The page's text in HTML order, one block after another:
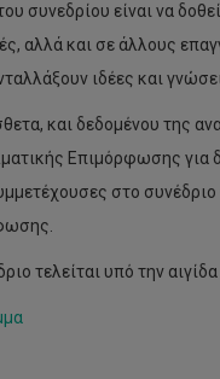
συνεδρίου είναι να
αλλά και σε άλλους
ιδέες και
και δεδομένου της
Επιμόρφωσης για
στο
τελείται υπό την